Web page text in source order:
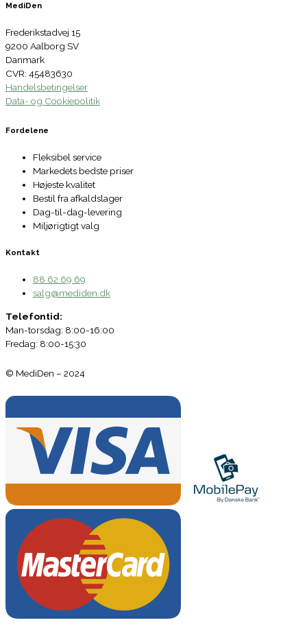
MediDen
Frederikstadvej 15
9200 Aalborg SV
Danmark
CVR: 45483630
Handelsbetingelser
Data- og Cookiepolitik
Fordelene
Fleksibel service
Markedets bedste priser
Højeste kvalitet
Bestil fra afkaldslager
Dag-til-dag-levering
Miljørigtigt valg
Kontakt
88 62 69 69
salg@mediden.dk
Telefontid:
Man-torsdag: 8:00-16:00
Fredag: 8:00-15:30
© MediDen – 2024